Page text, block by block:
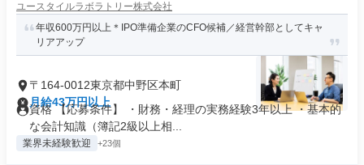
ユースタイルラボラトリー株式会社
年収600万円以上＊IPO準備企業のCFO候補／経営幹部としてキャ
リアアップ
〒164-0012東京都中野区本町
月給43万円以上
資格 【応募条件】 ・財務・経理の実務経験3年以上 ・基本的
な会計知識（簿記2級以上相...
業界未経験歓迎 +23個